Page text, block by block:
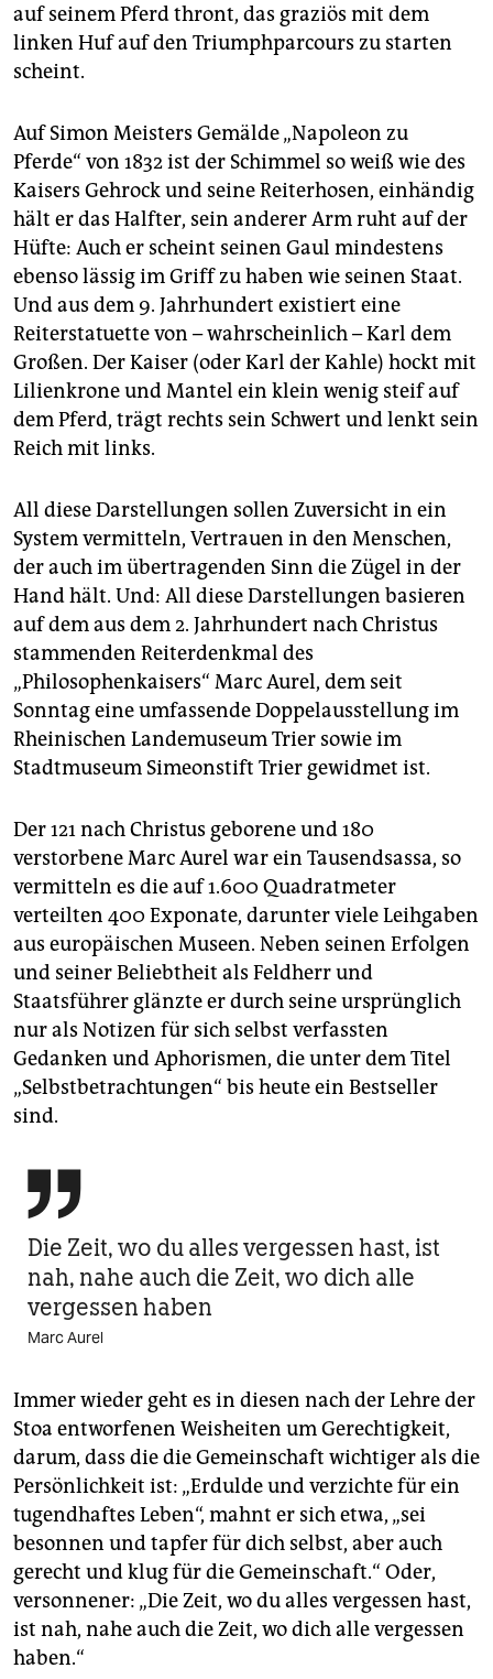
auf seinem Pferd thront, das graziös mit dem
linken Huf auf den Triumphparcours zu starten
scheint.
Auf Simon Meisters Gemälde „Napoleon zu
Pferde“ von 1832 ist der Schimmel so weiß wie des
Kaisers Gehrock und seine Reiterhosen, einhändig
hält er das Halfter, sein anderer Arm ruht auf der
Hüfte: Auch er scheint seinen Gaul mindestens
ebenso lässig im Griff zu haben wie seinen Staat.
Und aus dem 9. Jahrhundert existiert eine
Reiterstatuette von – wahrscheinlich – Karl dem
Großen. Der Kaiser (oder Karl der Kahle) hockt mit
Lilienkrone und Mantel ein klein wenig steif auf
dem Pferd, trägt rechts sein Schwert und lenkt sein
Reich mit links.
All diese Darstellungen sollen Zuversicht in ein
System vermitteln, Vertrauen in den Menschen,
der auch im übertragenden Sinn die Zügel in der
Hand hält. Und: All diese Darstellungen basieren
auf dem aus dem 2. Jahrhundert nach Christus
stammenden Reiterdenkmal des
„Philosophenkaisers“ Marc Aurel, dem seit
Sonntag eine umfassende Doppelausstellung im
Rheinischen Landemuseum Trier sowie im
Stadtmuseum Simeonstift Trier gewidmet ist.
Der 121 nach Christus geborene und 180
verstorbene Marc Aurel war ein Tausendsassa, so
vermitteln es die auf 1.600 Quadratmeter
verteilten 400 Exponate, darunter viele Leihgaben
aus europäischen Museen. Neben seinen Erfolgen
und seiner Beliebtheit als Feldherr und
Staatsführer glänzte er durch seine ursprünglich
nur als Notizen für sich selbst verfassten
Gedanken und Aphorismen, die unter dem Titel
„Selbstbetrachtungen“ bis heute ein Bestseller
sind.

Die Zeit, wo du alles vergessen hast, ist
nah, nahe auch die Zeit, wo dich alle
vergessen haben
Marc Aurel
Immer wieder geht es in diesen nach der Lehre der
Stoa entworfenen Weisheiten um Gerechtigkeit,
darum, dass die die Gemeinschaft wichtiger als die
Persönlichkeit ist: „Erdulde und verzichte für ein
tugendhaftes Leben“, mahnt er sich etwa, „sei
besonnen und tapfer für dich selbst, aber auch
gerecht und klug für die Gemeinschaft.“ Oder,
versonnener: „Die Zeit, wo du alles vergessen hast,
ist nah, nahe auch die Zeit, wo dich alle vergessen
haben.“